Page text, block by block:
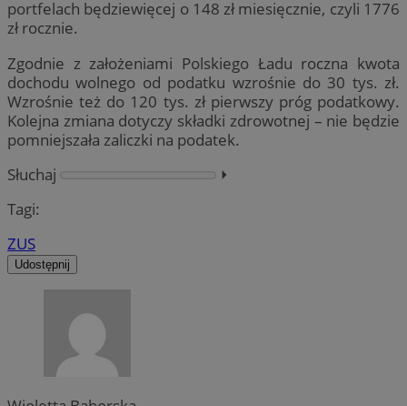
portfelach będziewięcej o 148 zł miesięcznie, czyli 1776
zł rocznie.
Zgodnie z założeniami Polskiego Ładu roczna kwota
dochodu wolnego od podatku wzrośnie do 30 tys. zł.
Wzrośnie też do 120 tys. zł pierwszy próg podatkowy.
Kolejna zmiana dotyczy składki zdrowotnej – nie będzie
pomniejszała zaliczki na podatek.
Słuchaj
⏵︎
Tagi:
ZUS
Udostępnij